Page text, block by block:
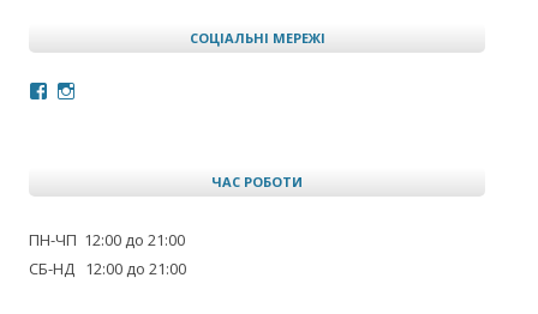
СОЦІАЛЬНІ МЕРЕЖІ
Facebook
Instagram
ЧАС РОБОТИ
ПН-ЧП 12:00 до 21:00
СБ-НД 12:00 до 21:00